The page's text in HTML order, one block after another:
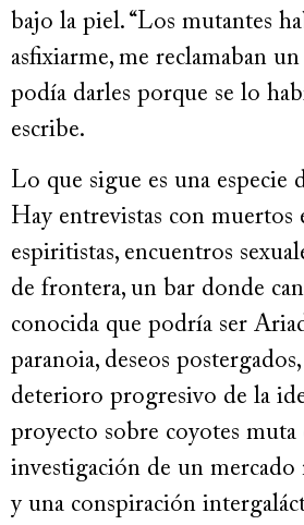
bajo la piel. “Los mutantes
asfixiarme, me reclamaban
podía darles porque se lo
escribe.
Lo que sigue es una especie
Hay entrevistas con muertos
espiritistas, encuentros
de frontera, un bar donde
conocida que podría ser
paranoia, deseos
deterioro progresivo de la
proyecto sobre coyotes muta
investigación de un mercado
y una conspiración